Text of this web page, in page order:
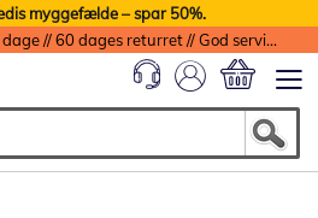
myggefælde – spar 50%.
Billig fragt // Levering 1-2 dage // 60 dages returret // God service med garanti